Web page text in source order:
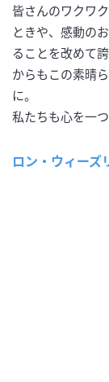
皆さんのワクワ
ときや、感動の
ることを改めて
からもこの素晴
に。
私たちも心を一
ロン・ウィーズ